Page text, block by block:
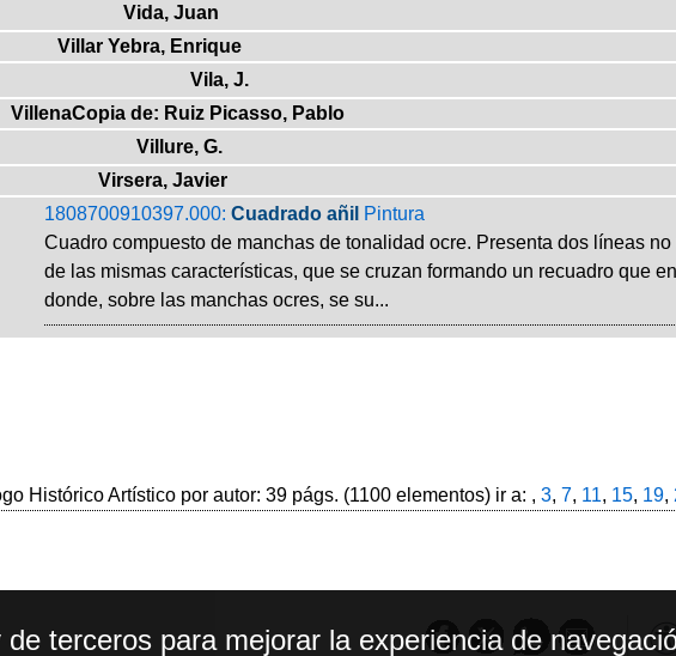
Vida, Juan
Villar Yebra, Enrique
Vila, J.
VillenaCopia de: Ruiz Picasso, Pablo
Villure, G.
Virsera, Javier
1808700910397.000: Cuadrado añil Pintura
Cuadro compuesto de manchas de tonalidad ocre. Presenta dos líneas
de las mismas características, que se cruzan formando un recuadro que
donde, sobre las manchas ocres, se su...
Histórico Artístico por autor: 39 págs. (1100 elementos) ir a: , 3, 7, 11, 15, 19,
terceros para mejorar la experiencia de